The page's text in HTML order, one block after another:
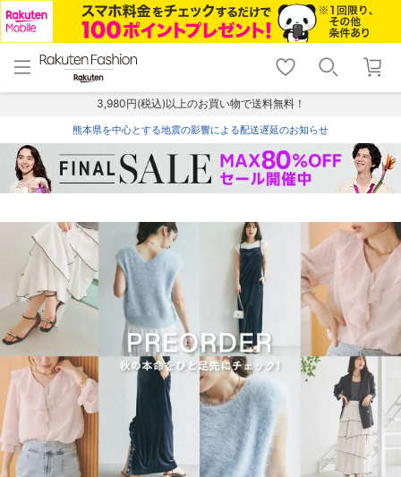
menu home
トップ
shopping_cart lock_outline
ログイン
3,980円(税込)以上のお買い物で送料無料！
熊本県を中心とする地震の影響による配送遅延のお知らせ